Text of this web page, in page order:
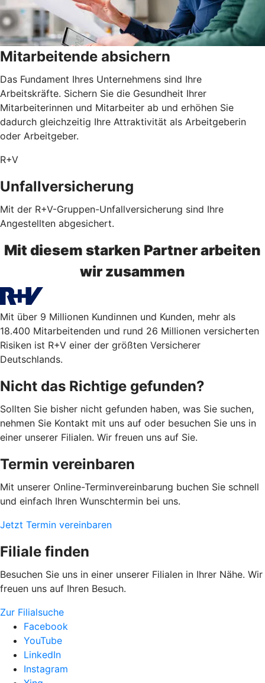
Mitarbeitende absichern
Das Fundament Ihres Unternehmens sind Ihre
Arbeitskräfte. Sichern Sie die Gesundheit Ihrer
Mitarbeiterinnen und Mitarbeiter ab und erhöhen Sie
dadurch gleichzeitig Ihre Attraktivität als Arbeitgeberin
oder Arbeitgeber.
R+V
Unfallversicherung
Mit der R+V-Gruppen-Unfallversicherung sind Ihre
Angestellten abgesichert.
Mit diesem starken Partner arbeiten
wir zusammen
Mit über 9 Millionen Kundinnen und Kunden, mehr als
18.400 Mitarbeitenden und rund 26 Millionen versicherten
Risiken ist R+V einer der größten Versicherer
Deutschlands.
Nicht das Richtige gefunden?
Sollten Sie bisher nicht gefunden haben, was Sie suchen,
nehmen Sie Kontakt mit uns auf oder besuchen Sie uns in
einer unserer Filialen. Wir freuen uns auf Sie.
Termin vereinbaren
Mit unserer Online-Terminvereinbarung buchen Sie schnell
und einfach Ihren Wunschtermin bei uns.
Jetzt Termin vereinbaren
Filiale finden
Besuchen Sie uns in einer unserer Filialen in Ihrer Nähe. Wir
freuen uns auf Ihren Besuch.
Zur Filialsuche
Facebook
YouTube
LinkedIn
Instagram